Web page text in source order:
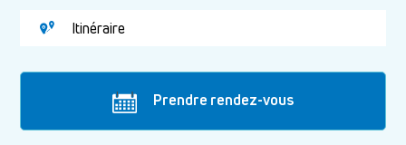
Itinéraire
Prendre rendez-vous